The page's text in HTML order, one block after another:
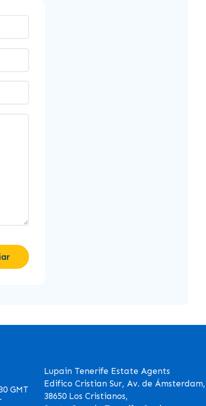
GMT
Lupain Tenerife Estate Agents
Edifico Cristian Sur, Av. de
38650 Los Cristianos,